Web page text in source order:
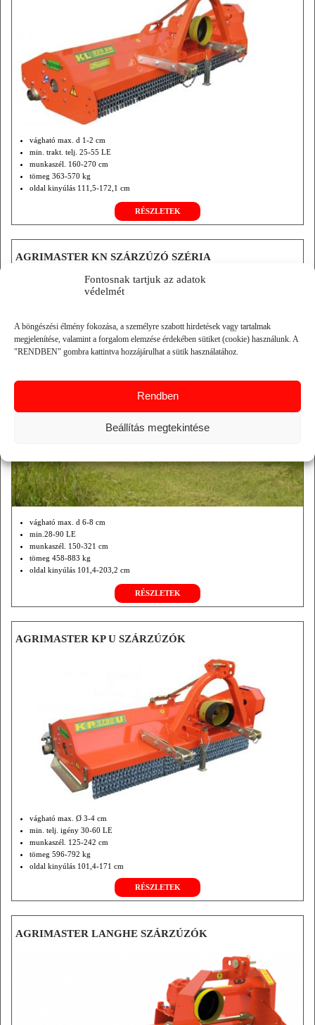
Fontosnak tartjuk az adatok
védelmét
A böngészési élmény fokozása, a személyre szabott hirdetések vagy tartalmak
megjelenítése, valamint a forgalom elemzése érdekében sütiket (cookie) használunk. A
"RENDBEN" gombra kattintva hozzájárulhat a sütik használatához.
Rendben
Beállítás megtekintése
vágható max. d 1-2 cm
min. trakt. telj. 25-55 LE
munkaszél. 160-270 cm
tömeg 363-570 kg
oldal kinyúlás 111,5-172,1 cm
RÉSZLETEK
AGRIMASTER KN SZÁRZÚZÓ SZÉRIA
vágható max. d 6-8 cm
min.28-90 LE
munkaszél. 150-321 cm
tömeg 458-883 kg
oldal kinyúlás 101,4-203,2 cm
hidr. rotor hajtás.
RÉSZLETEK
AGRIMASTER KP U SZÁRZÚZÓK
vágható max. Ø 3-4 cm
min. telj. igény 30-60 LE
munkaszél. 125-242 cm
tömeg 596-792 kg
oldal kinyúlás 101,4-171 cm
RÉSZLETEK
AGRIMASTER LANGHE SZÁRZÚZÓK